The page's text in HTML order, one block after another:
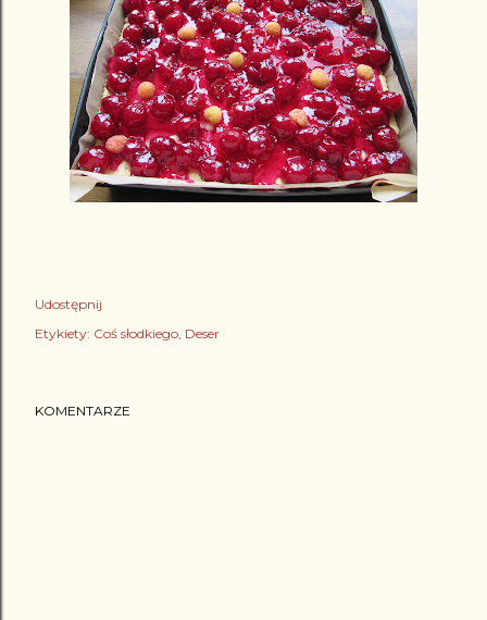
Udostępnij
Etykiety: Coś słodkiego Deser
KOMENTARZE